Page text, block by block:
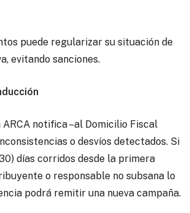
puede regularizar su situación de
evitando sanciones.
notifica –al Domicilio Fiscal
o desvíos detectados. Si
días corridos desde la primera
o responsable no subsana lo
podrá remitir una nueva campaña.